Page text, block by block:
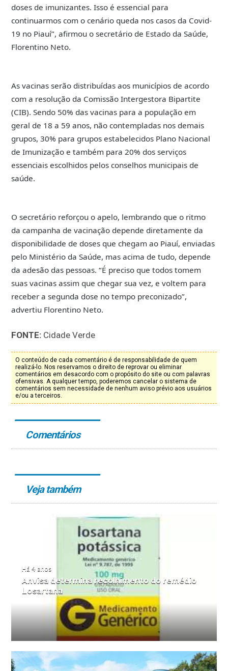
doses de imunizantes. Isso é essencial para
continuarmos com o cenário queda nos casos da Covid-
19 no Piauí”, afirmou o secretário de Estado da Saúde,
Florentino Neto.
As vacinas serão distribuídas aos municípios de acordo
com a resolução da Comissão Intergestora Bipartite
(CIB). Sendo 50% das vacinas para a população em
geral de 18 a 59 anos, não contempladas nos demais
grupos, 30% para grupos estabelecidos Plano Nacional
de Imunização e também para 20% dos serviços
essenciais escolhidos pelos conselhos municipais de
saúde.
O secretário reforçou o apelo, lembrando que o ritmo
da campanha de vacinação depende diretamente da
disponibilidade de doses que chegam ao Piauí, enviadas
pelo Ministério da Saúde, mas acima de tudo, depende
da adesão das pessoas. “É preciso que todos tomem
suas vacinas assim que chegar sua vez, e voltem para
receber a segunda dose no tempo preconizado”,
advertiu Florentino Neto.
FONTE: Cidade Verde
O conteúdo de cada comentário é de responsabilidade de quem
realizá-lo. Nos reservamos o direito de reprovar ou eliminar
comentários em desacordo com o propósito do site ou com palavras
ofensivas. A qualquer tempo, poderemos cancelar o sistema de
comentários sem necessidade de nenhum aviso prévio aos usuários
e/ou a terceiros.
Comentários
Veja também
Há 4 anos
Anvisa determina recolhimento do remédio
Losartana